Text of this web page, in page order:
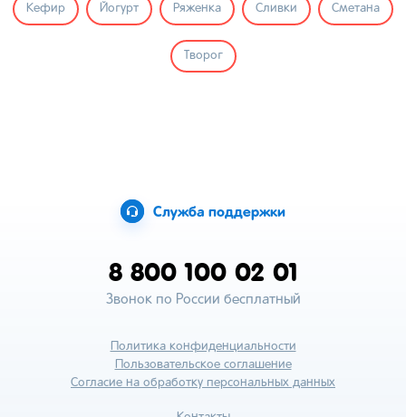
Кефир Йогурт Ряженка Сливки Сметана
Творог
Служба поддержки
8 800 100 02 01
Звонок по России бесплатный
Политика конфиденциальности
Пользовательское соглашение
Согласие на обработку персональных данных